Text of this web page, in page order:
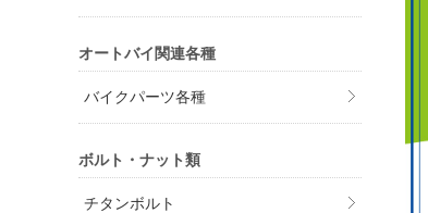
オートバイ関連各種
バイクパーツ各種
ボルト・ナット類
チタンボルト